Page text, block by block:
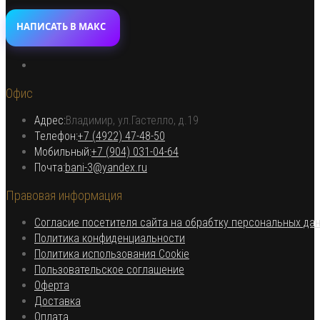
НАПИСАТЬ В МАКС
Офис
Адрес:Владимир, ул.Гастелло, д.19
Телефон:+7 (4922) 47-48-50
Мобильный:+7 (904) 031-04-64Откроется
Почта:bani-3@yandex.ru
приложении
Правовая информация
Согласие посетителя сайта на обрабтку персональных
Политика конфиденциальности
в
Политика использования Cookie
Пользовательское соглашение
Оферта
в
Доставка
Оплата